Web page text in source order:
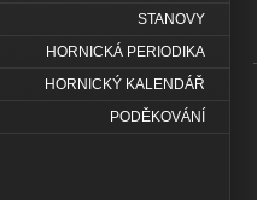
STANOVY
HORNICKÁ PERIODIKA
HORNICKÝ KALENDÁŘ
PODĚKOVÁNÍ